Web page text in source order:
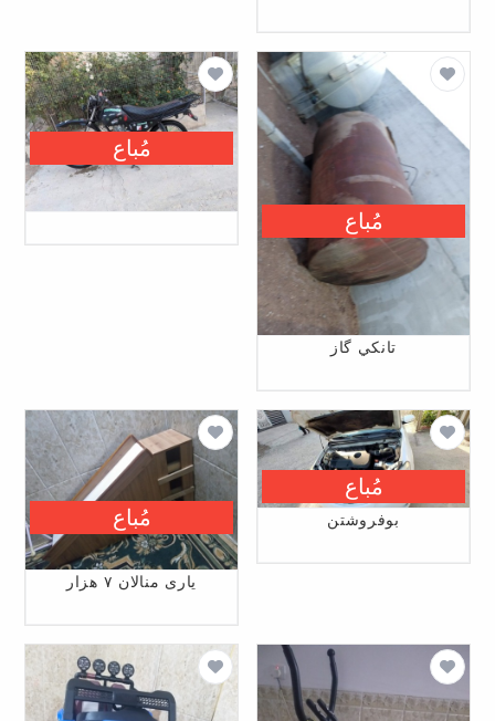
تانكي گاز
مُباع
مُباع
بوفروشتن
مُباع
یاری منالان ۷ هزار
مُباع